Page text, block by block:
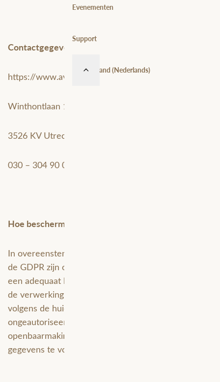
Evenementen
Support
Nederland (Nederlands)
Contactgegevens:
https://www.avineon-tensing.com/
Winthontlaan 1
3526 KV Utrecht
030 – 304 90 00
Hoe beschermen we uw privacy?
In overeenstemming met de verplichtingen die door
de GDPR zijn opgelegd, nemen we maatregelen om
een adequaat beveiligingsniveau te handhaven bij
de verwerking van persoonlijke gegevens, dat
volgens de huidige normen voldoende is om
ongeautoriseerde toegang tot, of wijziging,
openbaarmaking of verlies van persoonlijke
gegevens te voorkomen.